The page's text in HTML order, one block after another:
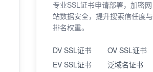
专业SSL证书申请部署，加密网
站数据安全，提升搜索信任度与
排名权重。
DV SSL证书
OV SSL证书
EV SSL证书
泛域名证书